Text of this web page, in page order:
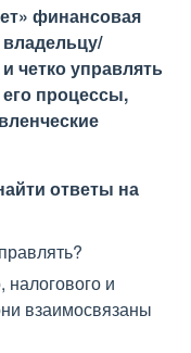
финансовая
владельцу/
четко управлять
процессы,
ответы на
налогового и
взаимосвязаны